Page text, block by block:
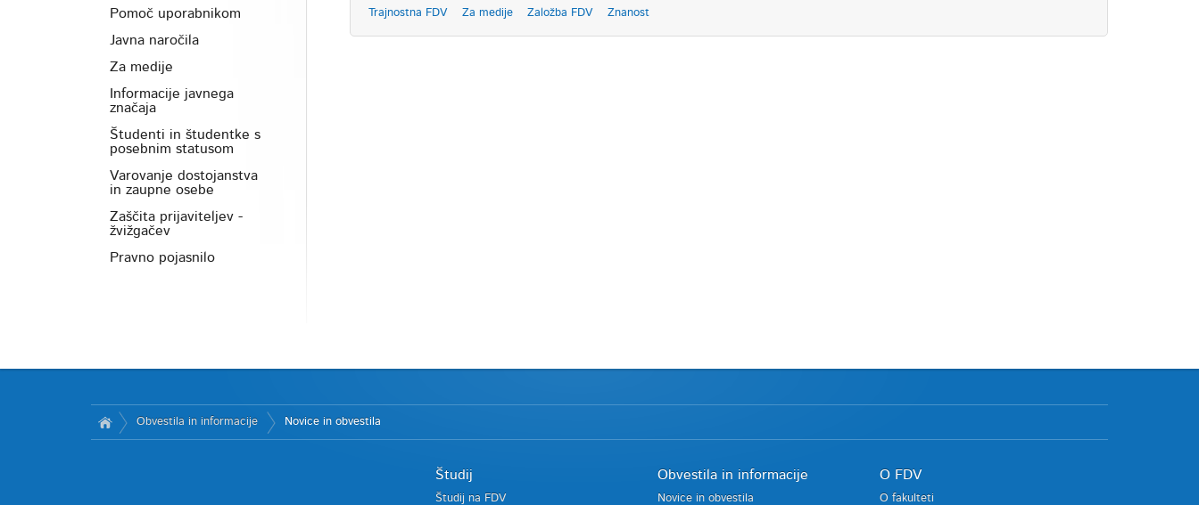
Pomoč uporabnikom
Javna naročila
Za medije
Informacije javnega
značaja
Študenti in študentke s
posebnim statusom
Varovanje dostojanstva
in zaupne osebe
Zaščita prijaviteljev -
žvižgačev
Pravno pojasnilo
Trajnostna FDV
Za medije Založba FDV Znanost
Obvestila in informacije Novice in obvestila
Študij
Študij na FDV
Obvestila in informacije
Novice in obvestila
O FDV
O fakulteti